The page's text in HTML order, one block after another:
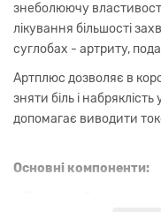
знеболюючу
лікування більшості
суглобах - артриту,
Артплюс дозволяє в
зняти біль і
допомагає виводити
Основні компоненти: